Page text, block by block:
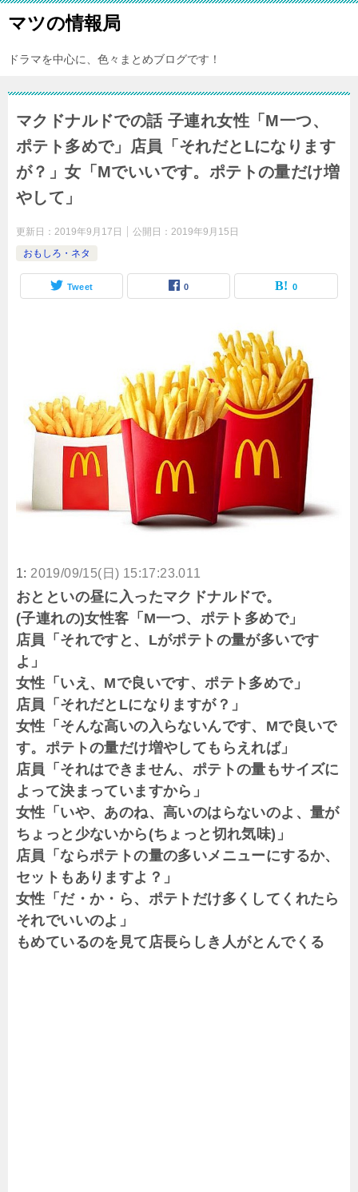
マツの情報局
ドラマを中心に、色々まとめブログです！
マクドナルドでの話 子連れ女性「M一つ、
ポテト多めで」店員「それだとLになります
が？」女「Mでいいです。ポテトの量だけ増
やして」
更新日： 2019年9月17日 公開日： 2019年9月15日
おもしろ・ネタ
Tweet 0 0
1: 2019/09/15(日) 15:17:23.011
おとといの昼に入ったマクドナルドで。
(子連れの)女性客「M一つ、ポテト多めで」
店員「それですと、Lがポテトの量が多いです
よ」
女性「いえ、Mで良いです、ポテト多めで」
店員「それだとLになりますが？」
女性「そんな高いの入らないんです、Mで良いで
す。ポテトの量だけ増やしてもらえれば」
店員「それはできません、ポテトの量もサイズに
よって決まっていますから」
女性「いや、あのね、高いのはらないのよ、量が
ちょっと少ないから(ちょっと切れ気味)」
店員「ならポテトの量の多いメニューにするか、
セットもありますよ？」
女性「だ・か・ら、ポテトだけ多くしてくれたら
それでいいのよ」
もめているのを見て店長らしき人がとんでくる